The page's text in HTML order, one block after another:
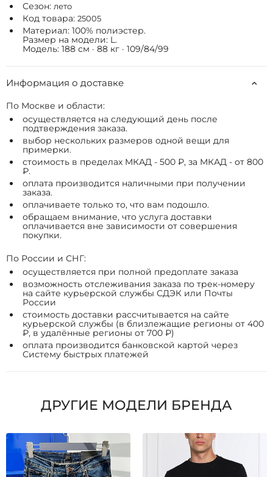
Сезон: лето
Код товара: 25005
Материал: 100% полиэстер.
Размер на модели: L.
Модель: 188 см · 88 кг · 109/84/99
Информация о доставке
По Москве и области:
осуществляется на следующий день после
подтверждения заказа.
выбор нескольких размеров одной вещи для
примерки.
стоимость в пределах МКАД - 500 ₽, за МКАД - от 800
₽.
оплата производится наличными при получении
заказа.
оплачиваете только то, что вам подошло.
обращаем внимание, что услуга доставки
оплачивается вне зависимости от совершения
покупки.
По России и СНГ:
осуществляется при полной предоплате заказа
возможность отслеживания заказа по трек-номеру
на сайте курьерской службы СДЭК или Почты
России
стоимость доставки рассчитывается на сайте
курьерской службы (в близлежащие регионы от 400
₽, в удалённые регионы от 700 ₽)
оплата производится банковской картой через
Систему быстрых платежей
ДРУГИЕ МОДЕЛИ БРЕНДА